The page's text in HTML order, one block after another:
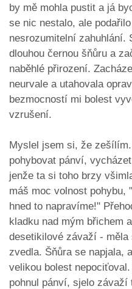
by mě mohla pustit a já
se nic nestalo, ale
nesrozumitelní zahuhlání.
dlouhou černou šňůru a
naběhlé přirození.
neurvale a utahovala
bezmocností mi bolest
vzrušení.
Myslel jsem si, že
pohybovat pánví,
jenže ta si toho brzy
máš moc volnost pohybu,
hned to napravíme!"
kladku nad mým břichem
desetikilové závaží - měla
zvedla. Šňůra se napjala,
velikou bolest
pohnul pánví, sjelo